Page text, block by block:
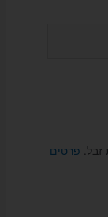
פרטים